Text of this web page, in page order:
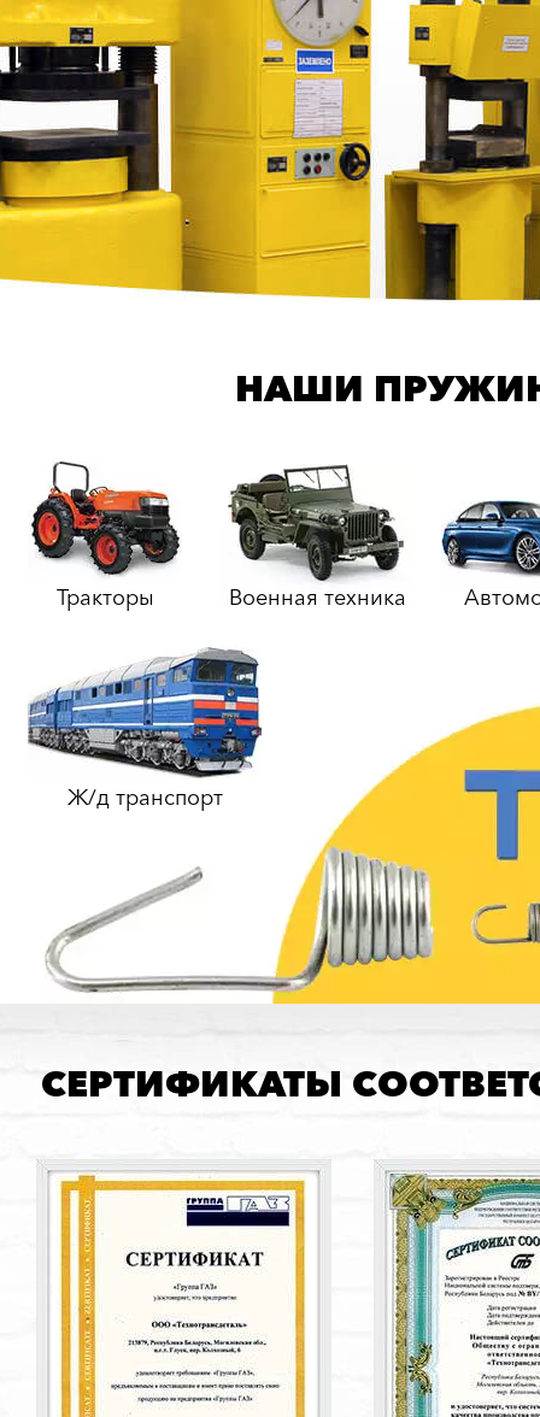
НАШИ
Тракторы Военная техника
Ж/д транспорт
СЕРТИФИКАТЫ